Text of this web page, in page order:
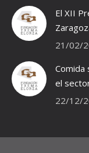
El XII
21/02/
Comida
el
22/12/